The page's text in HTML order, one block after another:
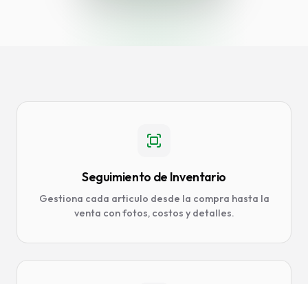
Seguimiento de Inventario
Gestiona cada articulo desde la compra hasta la
venta con fotos, costos y detalles.